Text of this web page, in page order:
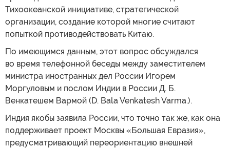
Тихоокеанской инициативе, стратегической
организации, создание которой многие считают
попыткой противодействовать Китаю.
По имеющимся данным, этот вопрос обсуждался
во время телефонной беседы между заместителем
министра иностранных дел России Игорем
Моргуловым и послом Индии в России Д. Б.
Венкатешем Вармой (D. Bala Venkatesh Varma.).
Индия якобы заявила России, что точно так же, как она
поддерживает проект Москвы «Большая Евразия»,
предусматривающий переориентацию внешней